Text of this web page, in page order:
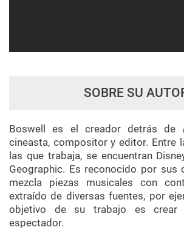
SOBRE SU
Boswell es el creador detrás de
cineasta, compositor y editor. Entre
las que trabaja, se encuentran
Geographic. Es reconocido por sus
mezcla piezas musicales con
extraído de diversas fuentes, por
objetivo de su trabajo es crear
espectador.